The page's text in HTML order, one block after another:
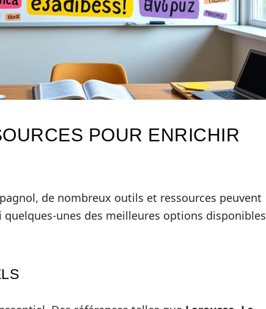
POUR ENRICHIR
de nombreux outils et ressources peuvent
unes des meilleures options disponibles